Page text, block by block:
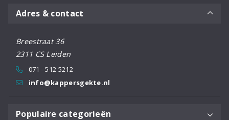
Adres & contact
Breestraat 36
2311 CS Leiden
071 - 512 5212
info@kappersgekte.nl
Populaire categorieën